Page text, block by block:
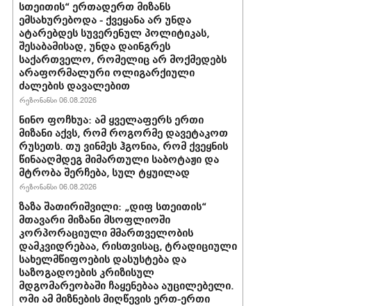
სთეითის“ ერთადერთ მიზანს
ემსახურებოდა - ქვეყანა არ უნდა
ატარებდეს სუვერენულ პოლიტიკას,
შესაბამისად, უნდა დაინგრეს
საქართველო, რომელიც არ მოქმედებს
არაფორმალური ოლიგარქიული
ძალების დავალებით
რეზონანსი 06.08.2026
ნინო ფოჩხუა: ამ ყველაფერს ერთი
მიზანი აქვს, რომ როგორმე დავეტაკოთ
რუსეთს. თუ ვინმეს ჰგონია, რომ ქვეყნის
წინააღმდეგ მიმართული საბოტაჟი და
მტრობა შერჩება, სულ ტყუილად
რეზონანსი 06.08.2026
ზაზა შათირიშვილი: „დიფ სთეითის“
მთავარი მიზანი მსოფლიოში
კორპორაციული მმართველობის
დამკვიდრებაა, რისთვისაც, ტრადიციული
სახელმწიფოების დასუსტება და
საზოგადოების კრიზისულ
მდგომარეობაში ჩაყენებაა აუცილებელი.
ომი ამ მიზნების მიღწევის ერთ-ერთი